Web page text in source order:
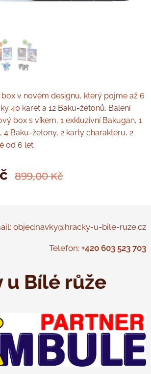
v novém designu, který pojme až 6
40 karet a 12 Baku-žetonů. Balení
box s víkem, 1 exkluzivní Bakugan, 1
4 Baku-žetony, 2 karty charakteru, 2
od 6 let.
899,00Kč
objednavky@hracky-u-bile-ruze.cz
Telefon: +420 603 523 703
u Bílé růže